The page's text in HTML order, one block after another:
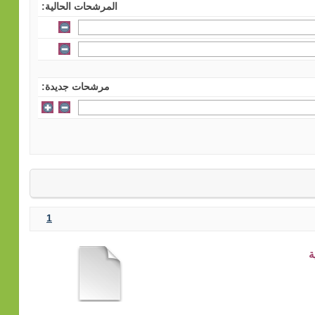
المرشحات الحالية:
مرشحات جديدة:
1